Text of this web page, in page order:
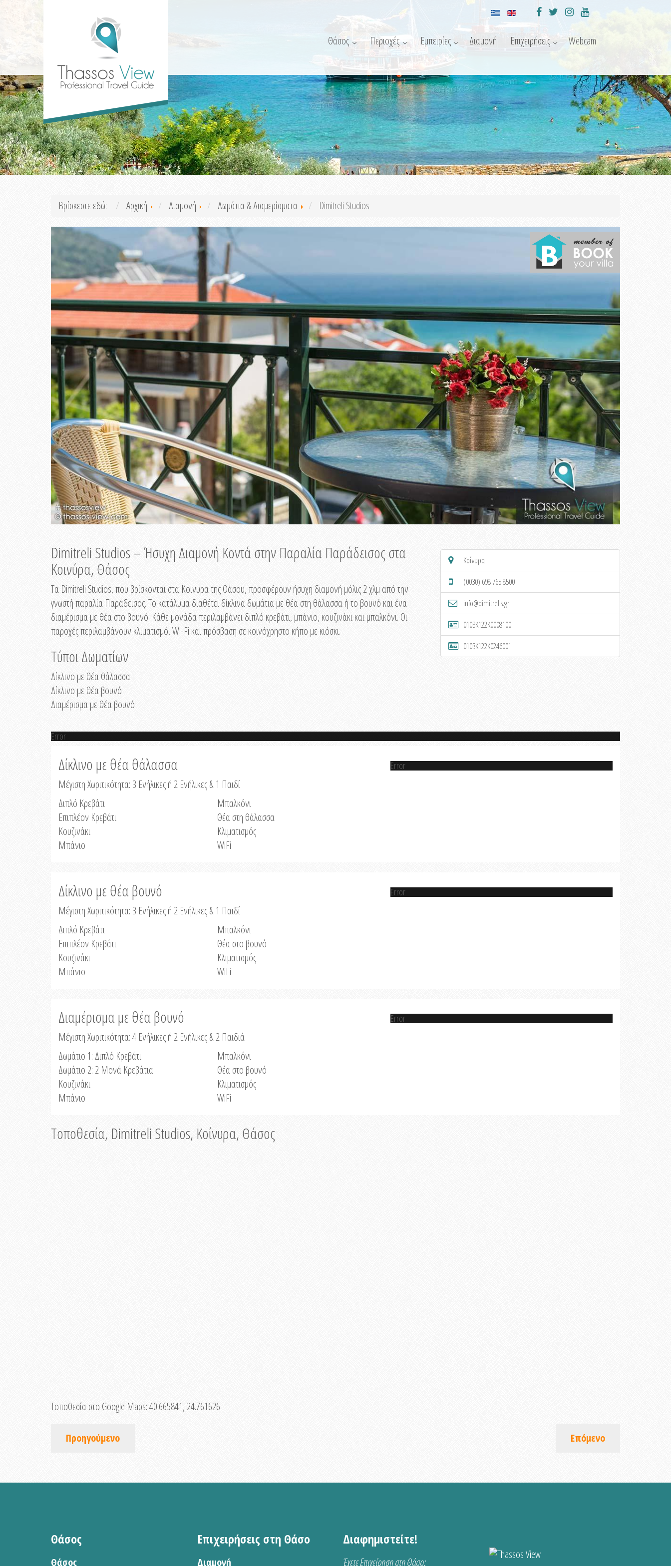
Θάσος Περιοχές Εμπειρίες Διαμονή Επιχειρήσεις Webcam
Βρίσκεστε εδώ: Αρχική Διαμονή Δωμάτια & Διαμερίσματα Dimitreli Studios
Dimitreli Studios – Ήσυχη Διαμονή Κοντά στην Παραλία Παράδεισος στα
Κοινύρα, Θάσος
Τα Dimitreli Studios, που βρίσκονται στα Κοινυρα της Θάσου, προσφέρουν ήσυχη διαμονή μόλις 2 χλμ από την
γνωστή παραλία Παράδεισος. Το κατάλυμα διαθέτει δίκλινα δωμάτια με θέα στη θάλασσα ή το βουνό και ένα
διαμέρισμα με θέα στο βουνό. Κάθε μονάδα περιλαμβάνει διπλό κρεβάτι, μπάνιο, κουζινάκι και μπαλκόνι. Οι
παροχές περιλαμβάνουν κλιματισμό, Wi-Fi και πρόσβαση σε κοινόχρηστο κήπο με κιόσκι.
Τύποι Δωματίων
Δίκλινο με θέα θάλασσα
Δίκλινο με θέα βουνό
Διαμέρισμα με θέα βουνό
Κοίνυρα
(0030) 698 765 8500
info@dimitrelis.gr
0103K122K0008100
0103K122K0246001
Error
Δίκλινο με θέα θάλασσα
Μέγιστη Χωριτικότητα: 3 Ενήλικες ή 2 Ενήλικες & 1 Παιδί
Διπλό Κρεβάτι
Επιπλέον Κρεβάτι
Κουζινάκι
Μπάνιο
Μπαλκόνι
Θέα στη θάλασσα
Κλιματισμός
WiFi
Error
Δίκλινο με θέα βουνό
Μέγιστη Χωριτικότητα: 3 Ενήλικες ή 2 Ενήλικες & 1 Παιδί
Διπλό Κρεβάτι
Επιπλέον Κρεβάτι
Κουζινάκι
Μπάνιο
Μπαλκόνι
Θέα στο βουνό
Κλιματισμός
WiFi
Error
Διαμέρισμα με θέα βουνό
Μέγιστη Χωριτικότητα: 4 Ενήλικες ή 2 Ενήλικες & 2 Παιδιά
Δωμάτιο 1: Διπλό Κρεβάτι
Δωμάτιο 2: 2 Μονά Κρεβάτια
Κουζινάκι
Μπάνιο
Μπαλκόνι
Θέα στο βουνό
Κλιματισμός
WiFi
Error
Τοποθεσία, Dimitreli Studios, Κοίνυρα, Θάσος
Τοποθεσία στο Google Maps:40.665841, 24.761626
Προηγούμενο Επόμενο
Θάσος
Θάσος
Επιχειρήσεις στη Θάσο
Διαμονή
Διαφημιστείτε!
Έχετε Επιχείρηση στη Θάσο;